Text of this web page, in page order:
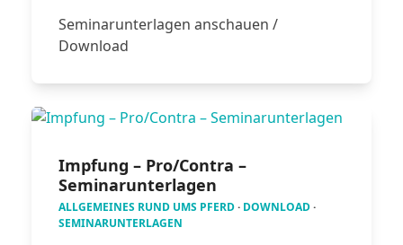
Seminarunterlagen anschauen /
Download
Impfung – Pro/Contra –
Seminarunterlagen
ALLGEMEINES RUND UMS PFERD· DOWNLOAD·
SEMINARUNTERLAGEN